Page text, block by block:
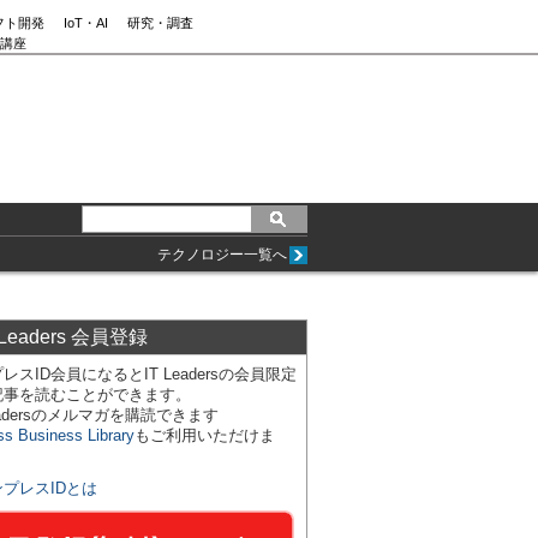
ト開発 IoT・AI
研究・調査
座
テクノロジー一覧へ
会員登録
スID会員になるとIT Leadersの会員限定
を読むことができます。
のメルマガを購読できます
Business Libraryもご利用いただけま
プレスIDとは